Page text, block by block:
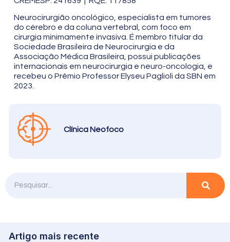
Neurocirurgião oncológico, especialista em tumores
do cérebro e da coluna vertebral, com foco em
cirurgia minimamente invasiva. É membro titular da
Sociedade Brasileira de Neurocirurgia e da
Associação Médica Brasileira, possui publicações
internacionais em neurocirurgia e neuro-oncologia, e
recebeu o Prêmio Professor Elyseu Paglioli da SBN em
2023.
Clínica Neofoco
Artigo mais recente